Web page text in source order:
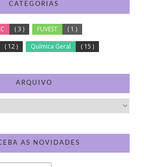
CATEGORIAS
( 3 ) FUVEST ( 1 )
( 12 ) Química Geral ( 15 )
ARQUIVO
AS NOVIDADES